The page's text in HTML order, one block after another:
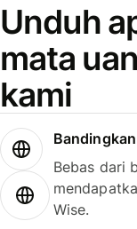
Unduh
mata
kami
Bebas dari
Wise.